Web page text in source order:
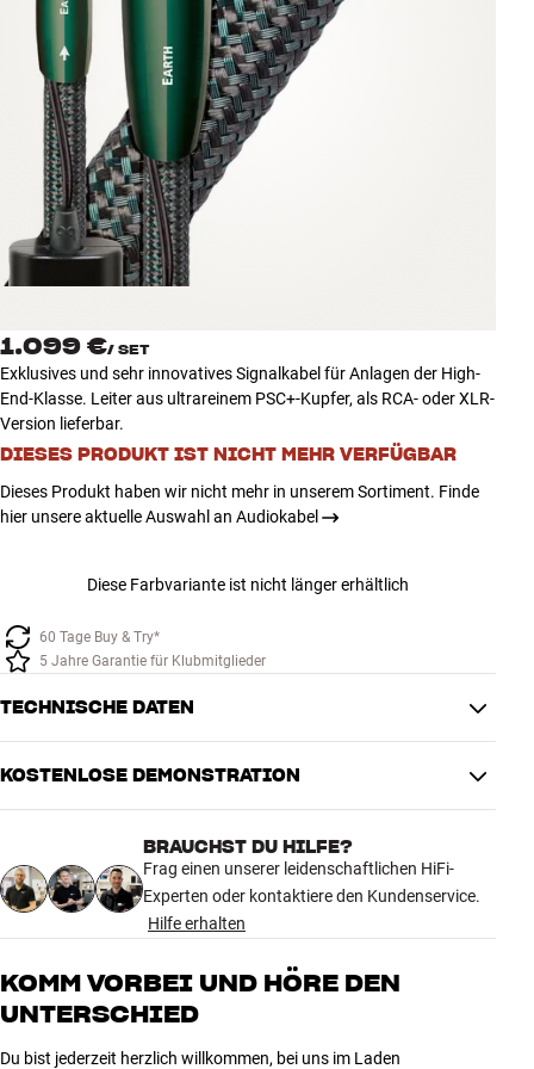
Zubehör
INSPIRATION
MARKEN
NEUHEITEN
ANGEBOTE
Kundendienst
Anmelden
Kundendienst
Bauen mit Klang
1.099 €/ SET
Exklusives und sehr innovatives Signalkabel für Anlagen der High-
End-Klasse. Leiter aus ultrareinem PSC+-Kupfer, als RCA- oder XLR-
Version lieferbar.
DIESES PRODUKT IST NICHT MEHR VERFÜGBAR
Dieses Produkt haben wir nicht mehr in unserem Sortiment. Finde
hier unsere aktuelle Auswahl an Audiokabel
Diese Farbvariante ist nicht länger erhältlich
60 Tage Buy & Try*
5 Jahre Garantie für Klubmitglieder
TECHNISCHE DATEN
PRODUKTDATEN
Noise-Dissipation System
Dielectric-Bias System
Ja
Farbe
Grün
KOSTENLOSE DEMONSTRATION
BRAUCHST DU HILFE?
Frag einen unserer leidenschaftlichen HiFi-
Experten oder kontaktiere den Kundenservice.
Hilfe erhalten
KOMM VORBEI UND HÖRE DEN
UNTERSCHIED
Du bist jederzeit herzlich willkommen, bei uns im Laden